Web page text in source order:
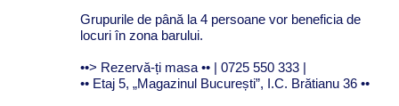
Grupurile de până la 4 persoane vor beneficia de
locuri în zona barului.
••> Rezervă-ți masa •• | 0725 550 333 |
•• Etaj 5, „Magazinul București”, I.C. Brătianu 36 ••